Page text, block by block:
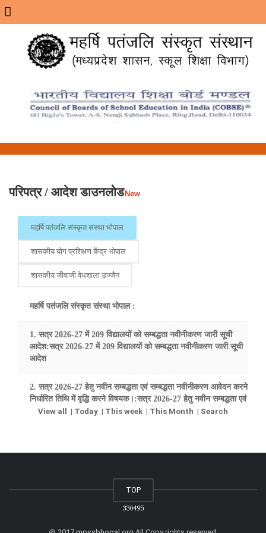
Menu
परिपत्र / आदेश डाउनलोड
महर्षि पतंजलि संस्कृत संस्था भोपाल
शासकीय योग प्रशिक्षण केंद्र भोपाल
शासकीय जीवाजी वेधशाला उज्जैन
महर्षि पतंजलि संस्कृत संस्था भोपाल :
1. सत्र 2026-27 में 209 विद्यालयों को सम्बद्धता नवीनीकरण जारी सूची
आदेश:सत्र 2026-27 में 209 विद्यालयों को सम्बद्धता नवीनीकरण जारी सूची
आदेश
2. सत्र 2026-27 हेतु नवीन सम्बद्धता एवं सम्बद्धता नवीनीकरण आवेदन करने की
निर्धारित तिथि में वृद्धि करने विषयक।:सत्र 2026-27 हेतु नवीन सम्बद्धता एवं
सम्बद्धता नवीनीकरण आवेदन करने की निर्धारित तिथि में वृद्धि करने विषयक।
निर्धारित तिथि में वृद्धि करने विषयक।:सत्र 2026-27 हेतु नवीन सम्बद्धता एवं
4.सत्र 2026-27 हेतु नवीन सम्बद्धता एवं सम्बद्धता नवीनीकरण आवेदन करने
हेतु कार्ययोजना विषयक।:सत्र 2026-27 हेतु नवीन सम्बद्धता एवं सम्बद्धता
View all | Today | This week | This Month | Search
TOP